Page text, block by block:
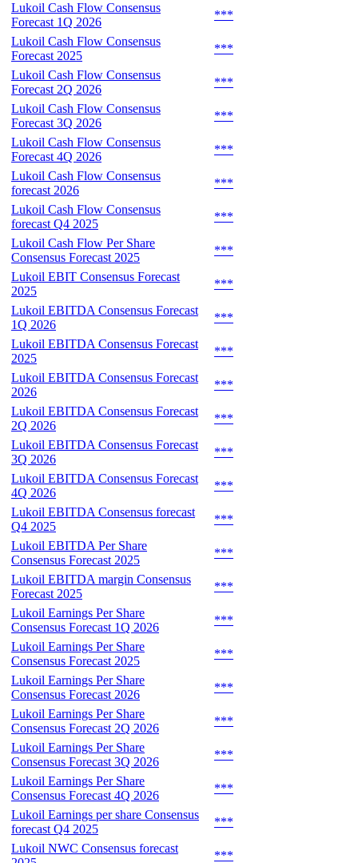
Lukoil Cash Flow Consensus
Forecast 1Q 2026
***
Lukoil Cash Flow Consensus
Forecast 2025
***
Lukoil Cash Flow Consensus
Forecast 2Q 2026
***
Lukoil Cash Flow Consensus
Forecast 3Q 2026
***
Lukoil Cash Flow Consensus
Forecast 4Q 2026
***
Lukoil Cash Flow Consensus
forecast 2026
***
Lukoil Cash Flow Consensus
forecast Q4 2025
***
Lukoil Cash Flow Per Share
Consensus Forecast 2025
***
Lukoil EBIT Consensus Forecast
2025
***
Lukoil EBITDA Consensus Forecast
1Q 2026
***
Lukoil EBITDA Consensus Forecast
2025
***
Lukoil EBITDA Consensus Forecast
2026
***
Lukoil EBITDA Consensus Forecast
2Q 2026
***
Lukoil EBITDA Consensus Forecast
3Q 2026
***
Lukoil EBITDA Consensus Forecast
4Q 2026
***
Lukoil EBITDA Consensus forecast
Q4 2025
***
Lukoil EBITDA Per Share
Consensus Forecast 2025
***
Lukoil EBITDA margin Consensus
Forecast 2025
***
Lukoil Earnings Per Share
Consensus Forecast 1Q 2026
***
Lukoil Earnings Per Share
Consensus Forecast 2025
***
Lukoil Earnings Per Share
Consensus Forecast 2026
***
Lukoil Earnings Per Share
Consensus Forecast 2Q 2026
***
Lukoil Earnings Per Share
Consensus Forecast 3Q 2026
***
Lukoil Earnings Per Share
Consensus Forecast 4Q 2026
***
Lukoil Earnings per share Consensus
forecast Q4 2025
***
Lukoil NWC Consensus forecast
***